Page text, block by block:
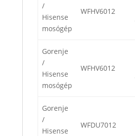
/
Hisense
mosógép
WFHV6012
Gorenje
/
Hisense
mosógép
WFHV6012
Gorenje
/
Hisense
WFDU7012